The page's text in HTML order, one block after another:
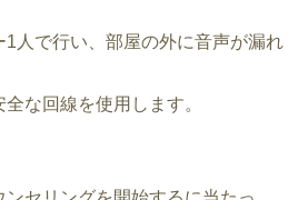
人で行い、部屋の外に音声が漏れ
な回線を使用します。